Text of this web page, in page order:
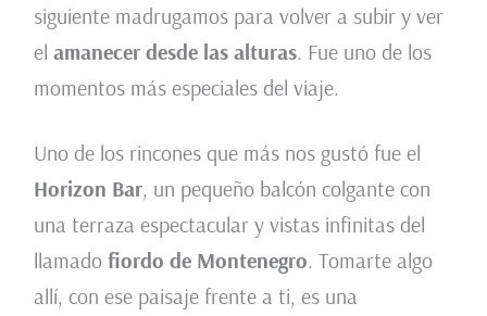
siguiente madrugamos para volver a subir y ver
el amanecer desde las alturas. Fue uno de los
momentos más especiales del viaje.
Uno de los rincones que más nos gustó fue el
Horizon Bar, un pequeño balcón colgante con
una terraza espectacular y vistas infinitas del
llamado fiordo de Montenegro. Tomarte algo
allí, con ese paisaje frente a ti, es una